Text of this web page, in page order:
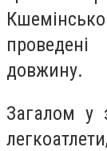
довжину.
Загалом у